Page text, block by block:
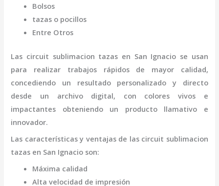
Bolsos
tazas o pocillos
Entre Otros
Las circuit sublimacion tazas en San Ignacio se usan
para realizar trabajos rápidos de mayor calidad,
concediendo un resultado personalizado y directo
desde un archivo digital, con colores vivos e
impactantes obteniendo un producto llamativo e
innovador.
Las características y ventajas de las circuit sublimacion
tazas en San Ignacio son:
Máxima calidad
Alta velocidad de impresión